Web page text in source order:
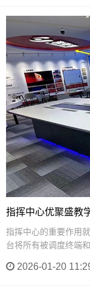
指挥中心优聚盛教
指挥中心的重要作用
台将所有被调度终端
2026-01-20